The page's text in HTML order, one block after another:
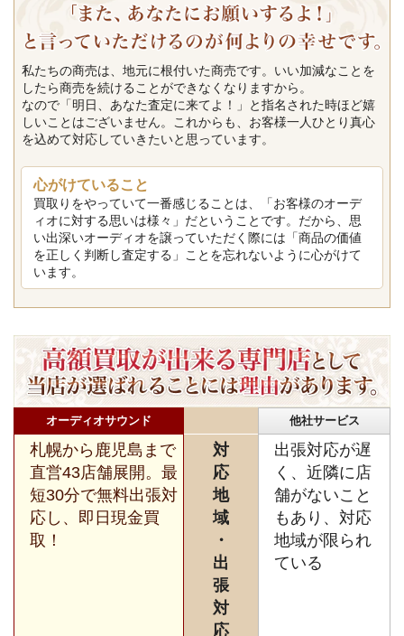
私たちの商売は、地元に根付いた商売です。いい加減なことを
したら商売を続けることができなくなりますから。
なので「明日、あなた査定に来てよ！」と指名された時ほど嬉
しいことはございません。これからも、お客様一人ひとり真心
を込めて対応していきたいと思っています。
心がけていること
買取りをやっていて一番感じることは、「お客様のオーデ
ィオに対する思いは様々」だということです。だから、思
い出深いオーディオを譲っていただく際には「商品の価値
を正しく判断し査定する」ことを忘れないように心がけて
います。
オーディオサウンド 他社サービス
札幌から鹿児島まで
直営43店舗展開。最
短30分で無料出張対
応し、即日現金買
取！
対
応
地
域
・
出
張
対
応
出張対応が遅
く、近隣に店
舗がないこと
もあり、対応
地域が限られ
ている